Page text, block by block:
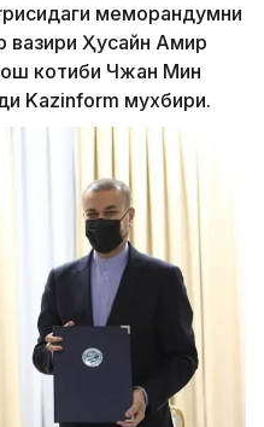
меморандумни
Ҳусайн Амир
котиби Чжан Мин
Kazinform мухбири.